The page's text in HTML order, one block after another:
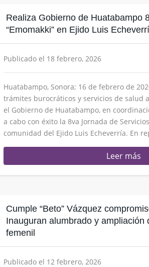
Realiza Gobierno de Huatabampo
“Emomakki” en Ejido Luis
Publicado el 18 febrero, 2026
Huatabampo, Sonora; 16 de febrero de
trámites burocráticos y servicios de salud
el Gobierno de Huatabampo, en
a cabo con éxito la 8va Jornada de
comunidad del Ejido Luis Echeverría. En
Leer más
Cumple “Beto” Vázquez
Inauguran alumbrado y ampliación
femenil
Publicado el 12 febrero, 2026